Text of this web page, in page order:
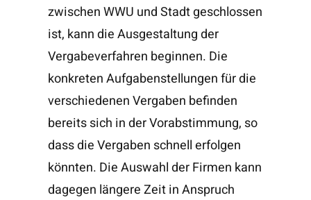
zwischen WWU und Stadt geschlossen
ist, kann die Ausgestaltung der
Vergabeverfahren beginnen. Die
konkreten Aufgabenstellungen für die
verschiedenen Vergaben befinden
bereits sich in der Vorabstimmung, so
dass die Vergaben schnell erfolgen
könnten. Die Auswahl der Firmen kann
dagegen längere Zeit in Anspruch